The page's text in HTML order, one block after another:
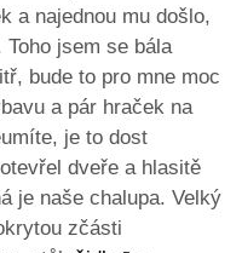
a najednou mu došlo,
jsem se bála
bude to pro mne moc
a pár hraček na
je to dost
dveře a hlasitě
je naše chalupa. Velký
zčásti